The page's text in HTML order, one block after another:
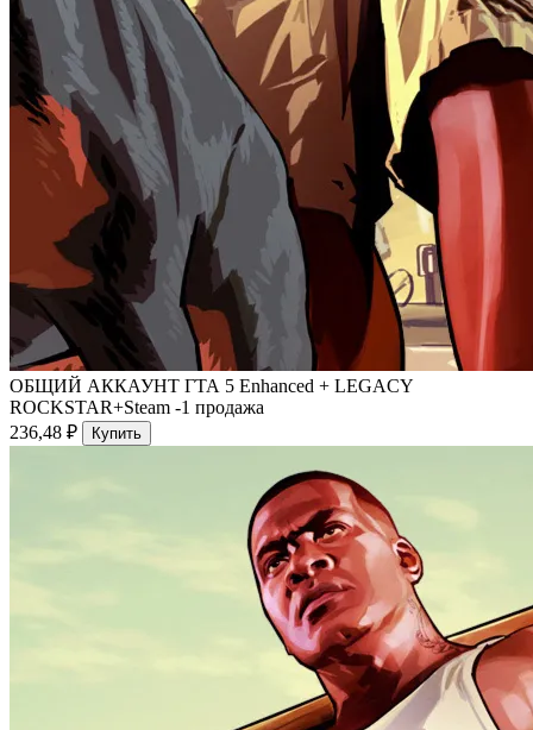
ОБЩИЙ АККАУНТ ГТА 5 Enhanced + LEGACY
ROCKSTAR+Steam -1 продажа
236,48 ₽
Купить